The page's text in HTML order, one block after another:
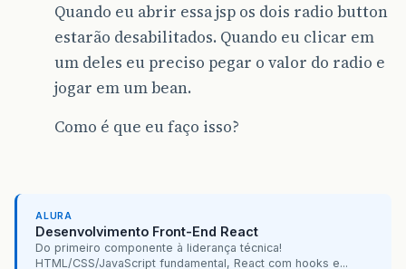
Quando eu abrir essa jsp os dois radio button
estarão desabilitados. Quando eu clicar em
um deles eu preciso pegar o valor do radio e
jogar em um bean.
Como é que eu faço isso?
ALURA
Desenvolvimento Front-End React
Do primeiro componente à liderança técnica!
HTML/CSS/JavaScript fundamental, React com hooks e...